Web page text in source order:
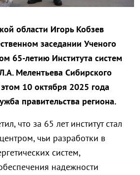
области Игорь Кобзев
заседании Ученого
65-летию Института систем
Мелентьева Сибирского
10 октября 2025 года
правительства региона.
что за 65 лет институт стал
чьи разработки в
систем,
надежности